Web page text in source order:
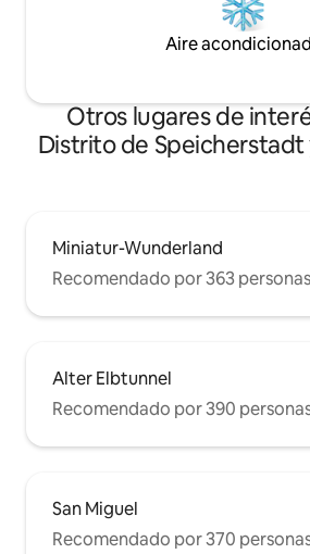
fumar en el loft. Se puede fumar en la
puerta, pero a partir de las 22:00 no
hables en voz alta por los vecinos. No
(alguien ya lo ha hecho...).
Aire
Otros lugares de
Distrito de Speicherstadt
Miniatur-Wunderland
Recomendado por 363
Alter Elbtunnel
Recomendado por 390
San Miguel
Recomendado por 370